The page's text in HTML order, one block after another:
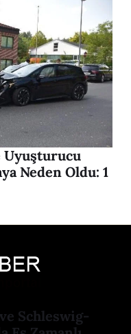
Uyuşturucu
Neden Oldu: 1
Schleswig-